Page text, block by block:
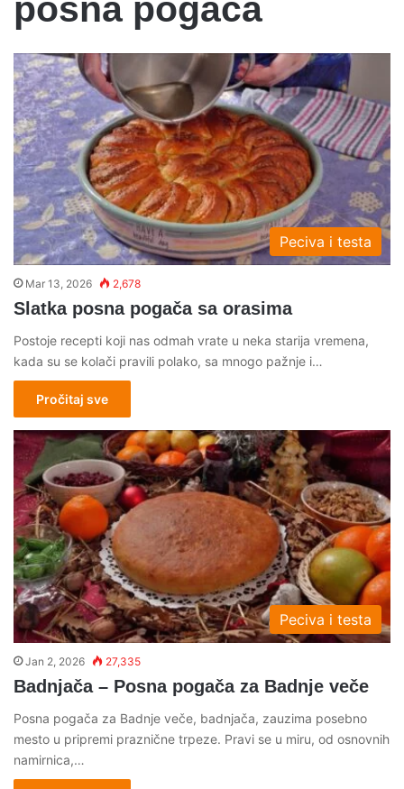
posna pogaca
Peciva i testa
Mar 13, 2026 2,678
Slatka posna pogača sa orasima
Postoje recepti koji nas odmah vrate u neka starija vremena,
kada su se kolači pravili polako, sa mnogo pažnje i…
Pročitaj sve
Peciva i testa
Jan 2, 2026 27,335
Badnjača – Posna pogača za Badnje veče
Posna pogača za Badnje veče, badnjača, zauzima posebno
mesto u pripremi praznične trpeze. Pravi se u miru, od osnovnih
namirnica,…